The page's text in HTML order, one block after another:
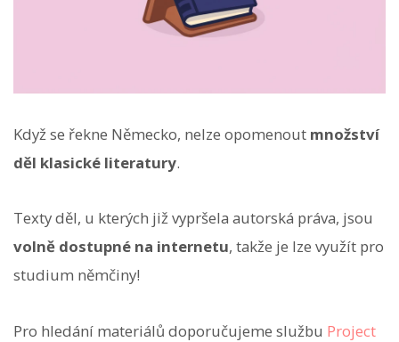
Když se řekne Německo, nelze opomenout množství
děl klasické literatury.
Texty děl, u kterých již vypršela autorská práva, jsou
volně dostupné na internetu, takže je lze využít pro
studium němčiny!
Pro hledání materiálů doporučujeme službu Project